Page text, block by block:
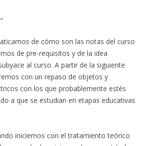
de cómo son las notas del curso
de pre-requisitos y de la idea
al curso. A partir de la siguiente
con un repaso de objetos y
con los que probablemente estés
a que se estudian en etapas educativas
iniciemos con el tratamiento teórico